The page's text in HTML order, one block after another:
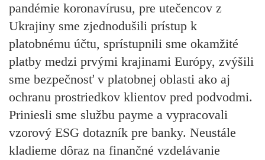
pandémie koronavírusu, pre utečencov z
Ukrajiny sme zjednodušili prístup k
platobnému účtu, sprístupnili sme okamžité
platby medzi prvými krajinami Európy, zvýšili
sme bezpečnosť v platobnej oblasti ako aj
ochranu prostriedkov klientov pred podvodmi.
Priniesli sme službu payme a vypracovali
vzorový ESG dotazník pre banky. Neustále
kladieme dôraz na finančné vzdelávanie